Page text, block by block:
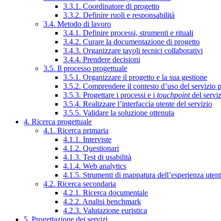
3.3.1. Coordinatore di progetto
3.3.2. Definire ruoli e responsabilità
3.4. Metodo di lavoro
3.4.1. Definire processi, strumenti e rituali
3.4.2. Curare la documentazione di progetto
3.4.3. Organizzare tavoli tecnici collaborativi
3.4.4. Prendere decisioni
3.5. Il processo progettuale
3.5.1. Organizzare il progetto e la sua gestione
3.5.2. Comprendere il contesto d’uso del servizio
3.5.3. Progettare i processi e i touchpointdel
3.5.4. Realizzare l’interfaccia utente del servizio
3.5.5. Validare la soluzione ottenuta
4. Ricerca progettuale
4.1. Ricerca primaria
4.1.1. Interviste
4.1.2. Questionari
4.1.3. Test di usabilità
4.1.4. Web analytics
4.1.5. Strumenti di mappatura dell’esperienza
4.2. Ricerca secondaria
4.2.1. Ricerca documentale
4.2.2. Analisi benchmark
4.2.3. Valutazione euristica
5. Progettazione dei servizi